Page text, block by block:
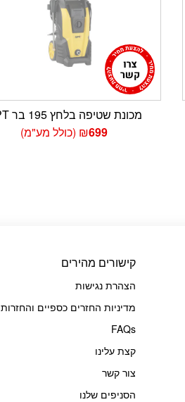
מכונת שטיפה בלחץ 195 בר GPT
₪699 (כולל מע"מ)
קישורים מהירים
הצהרת נגישות
מדיניות החזרים כספיים והחזרות
FAQs
קצת עלינו
צור קשר
הסניפים שלנו